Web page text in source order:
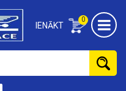
0
IENĀKT